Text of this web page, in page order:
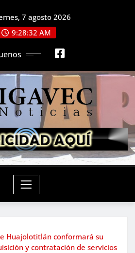
7 agosto 2026
9:28:34 AM
Huajolotitlán conformará su
y contratación de servicios